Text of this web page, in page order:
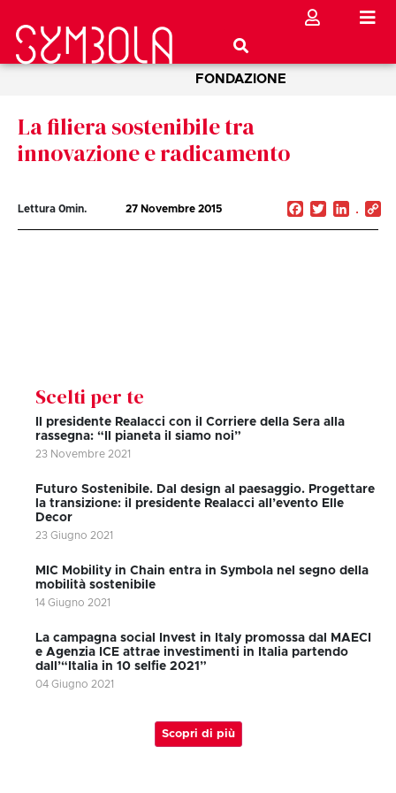
FONDAZIONE
La filiera sostenibile tra
innovazione e radicamento
Lettura 0min. 27 Novembre 2015 Facebook
Twitter
Scelti per te
Il presidente Realacci con il Corriere della Sera alla
rassegna: “Il pianeta il siamo noi”
23 Novembre 2021
Futuro Sostenibile. Dal design al paesaggio. Progettare
la transizione: il presidente Realacci all’evento Elle
Decor
23 Giugno 2021
MIC Mobility in Chain entra in Symbola nel segno della
mobilità sostenibile
14 Giugno 2021
La campagna social Invest in Italy promossa dal MAECI
e Agenzia ICE attrae investimenti in Italia partendo
dall’“Italia in 10 selfie 2021”
04 Giugno 2021
Scopri di più